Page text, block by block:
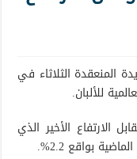
4.3% في المزايدة المنعقدة الثلاثاء في
للألبان.
الارتفاع الأخير الذي
بواقع 2.2%.